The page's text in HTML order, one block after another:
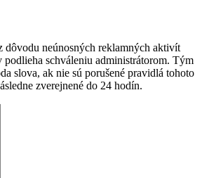
dôvodu neúnosných reklamných aktivít
schváleniu administrátorom. Tým
slova, ak nie sú porušené pravidlá tohoto
zverejnené do 24 hodín.